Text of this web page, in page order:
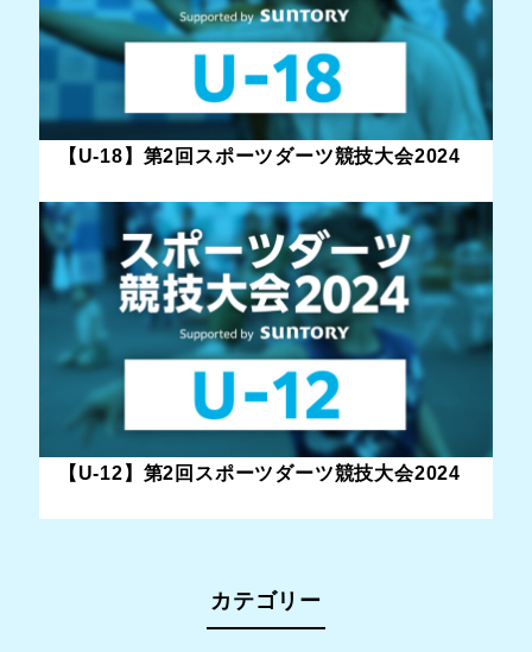
【U-18】第2回スポーツダーツ競技大会2024
【U-12】第2回スポーツダーツ競技大会2024
カテゴリー